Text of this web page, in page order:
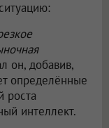
он, добавив,
определённые
роста
интеллект.